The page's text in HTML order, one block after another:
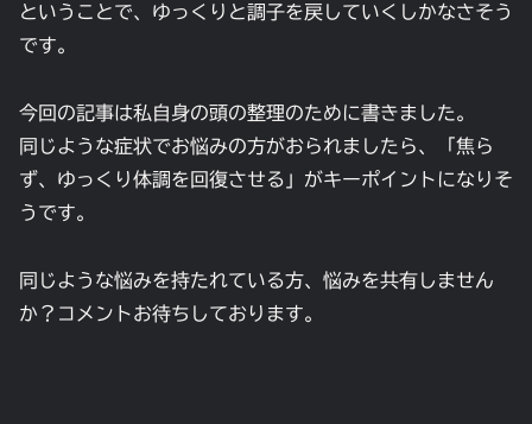
ということで、ゆっくりと調子を戻していくしかなさそう
です。
今回の記事は私自身の頭の整理のために書きました。
同じような症状でお悩みの方がおられましたら、「焦ら
ず、ゆっくり体調を回復させる」がキーポイントになりそ
うです。
同じような悩みを持たれている方、悩みを共有しません
か？コメントお待ちしております。